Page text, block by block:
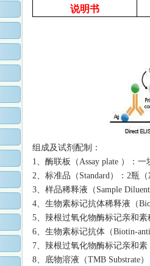
说明书
组成及试剂配制：
1、酶联板（Assay plate ）：
2、标准品（Standard）：2瓶
3、样品稀释液（Sample
4、生物素标记抗体稀释液（
5、辣根过氧化物酶标记亲和
6、生物素标记抗体（Biotin-
7、辣根过氧化物酶标记亲和素
8、底物溶液（TMB Substrate